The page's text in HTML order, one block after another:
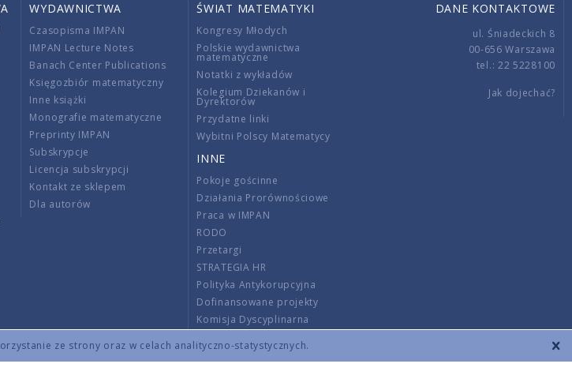
ze strony oraz w celach analityczno-statystycznych.
WYDAWNICTWA
Czasopisma IMPAN
IMPAN Lecture Notes
Banach Center Publications
Księgozbiór matematyczny
Inne książki
Monografie matematyczne
Preprinty IMPAN
Subskrypcje
Licencja subskrypcji
Kontakt ze sklepem
Dla autorów
ŚWIAT MATEMATYKI
Kongresy Młodych
Polskie wydawnictwa
matematyczne
Notatki z wykładów
Kolegium Dziekanów i
Dyrektorów
Przydatne linki
Wybitni Polscy Matematycy
INNE
Pokoje gościnne
Działania Prorównościowe
Praca w IMPAN
RODO
Przetargi
STRATEGIA HR
Polityka Antykorupcyjna
Dofinansowane projekty
Komisja Dyscyplinarna
Wnoszenie opłat
DANE KONTAKTOWE
ul. Śniadeckich 8
00-656 Warszawa
tel.: 22 5228100
Jak dojechać?